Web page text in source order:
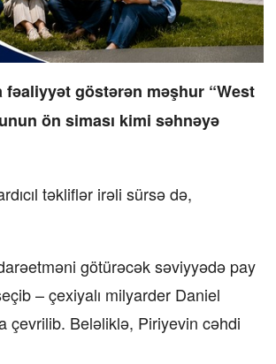
fəaliyyət göstərən məşhur “West
ön siması kimi səhnəyə
təkliflər irəli sürsə də,
götürəcək səviyyədə pay
– çexiyalı milyarder Daniel
çevrilib. Beləliklə, Piriyevin cəhdi